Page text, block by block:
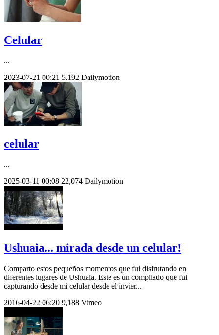
Celular
...
2023-07-21 00:21 5,192 Dailymotion
celular
...
2025-03-11 00:08 22,074 Dailymotion
Ushuaia... mirada desde un celular!
Comparto estos pequeños momentos que fui disfrutando en
diferentes lugares de Ushuaia. Este es un compilado que fui
capturando desde mi celular desde el invier...
2016-04-22 06:20 9,188 Vimeo